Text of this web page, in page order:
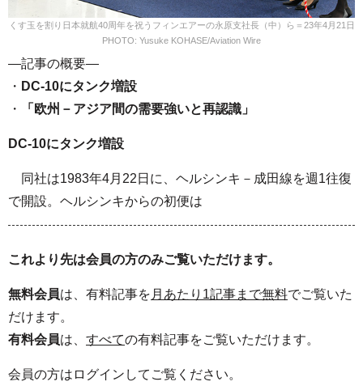
くす玉を割り日本就航40周年を祝うフィンエアーの永原支社長（中）ら＝23年4月21日
PHOTO: Yusuke KOHASE/Aviation Wire
—記事の概要—
・ DC-10にタンク増設
・
「欧州－アジア間の需要強いと再認識」
DC-10にタンク増設
同社は1983年4月22日に、ヘルシンキ－成田線を週1往復
で開設。ヘルシンキからの初便は
これより先は会員の方のみご覧いただけます。
無料会員は、有料記事を 月あたり1記事まで無料でご覧いた
だけます。
有料会員は、 すべての有料記事をご覧いただけます。
会員の方はログインしてご覧ください。